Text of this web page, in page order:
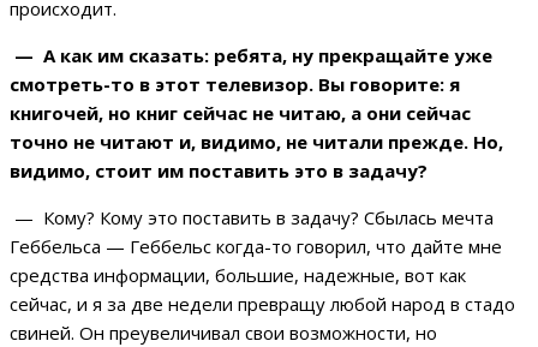
происходит.
— А как им сказать: ребята, ну прекращайте уже
смотреть-то в этот телевизор. Вы говорите: я
книгочей, но книг сейчас не читаю, а они сейчас
точно не читают и, видимо, не читали прежде. Но,
видимо, стоит им поставить это в задачу?
— Кому? Кому это поставить в задачу? Сбылась мечта
Геббельса — Геббельс когда-то говорил, что дайте мне
средства информации, большие, надежные, вот как
сейчас, и я за две недели превращу любой народ в стадо
свиней. Он преувеличивал свои возможности, но